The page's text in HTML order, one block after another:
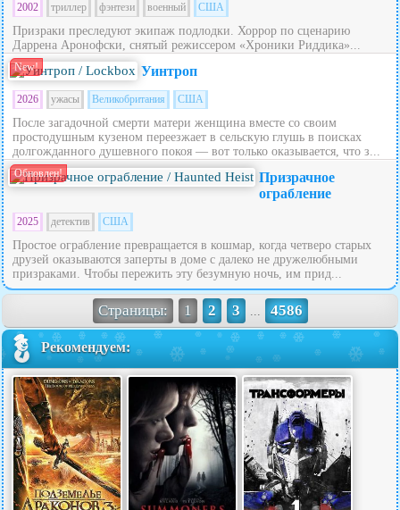
2002 триллер фэнтези военный США
Призраки преследуют экипаж подлодки. Хоррор по сценарию
Даррена Аронофски, снятый режиссером «Хроники Риддика»...
New! Уинтроп
2026 ужасы Великобритания США
После загадочной смерти матери женщина вместе со своим
простодушным кузеном переезжает в сельскую глушь в поисках
долгожданного душевного покоя — вот только оказывается, что з...
Обновлен!
Призрачное
ограбление
2025 детектив США
Простое ограбление превращается в кошмар, когда четверо старых
друзей оказываются заперты в доме с далеко не дружелюбными
призраками. Чтобы пережить эту безумную ночь, им прид...
Страницы: 1 2 3 ... 4586
Рекомендуем: